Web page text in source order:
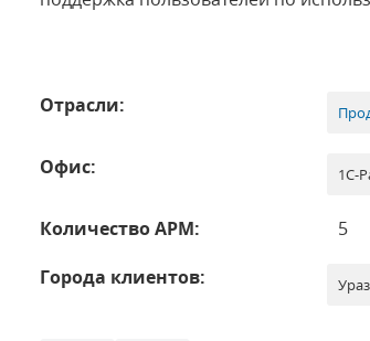
Отрасли:
Офис: 1С-
Количество АРМ:
5
Города клиентов: